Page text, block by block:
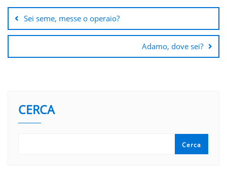
articoli
Sei seme, messe o operaio?
Adamo, dove sei?
CERCA
Cerca